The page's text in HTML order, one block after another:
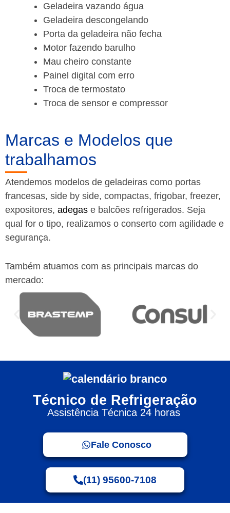
Geladeira vazando água
Geladeira descongelando
Porta da geladeira não fecha
Motor fazendo barulho
Mau cheiro constante
Painel digital com erro
Troca de termostato
Troca de sensor e compressor
Marcas e Modelos que
trabalhamos
Atendemos modelos de geladeiras como portas
francesas, side by side, compactas, frigobar, freezer,
expositores, adegas e balcões refrigerados. Seja
qual for o tipo, realizamos o conserto com agilidade e
segurança.
Também atuamos com as principais marcas do
mercado:
Técnico de Refrigeração
Assistência Técnica 24 horas
Fale Conosco
(11) 95600-7108